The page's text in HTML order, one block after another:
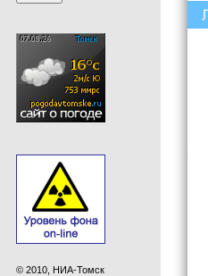
© 2010, НИА-Томск